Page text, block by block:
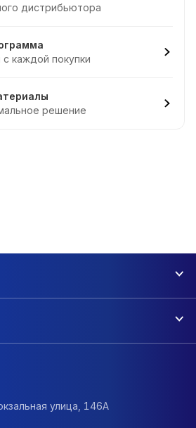
дистрибьютора
каждой покупки
решение
улица, 146А